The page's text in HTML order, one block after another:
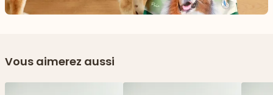
Vous aimerez aussi